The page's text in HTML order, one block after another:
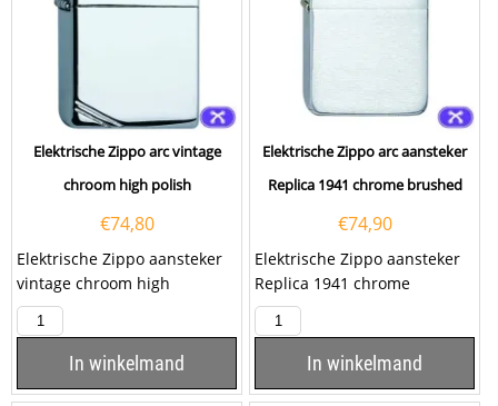
Elektrische Zippo arc vintage
chroom high polish
€74,80
Elektrische Zippo aansteker
vintage chroom high
polish met een dubbele arc...
In winkelmand
Elektrische Zippo arc aansteker
Replica 1941 chrome brushed
€74,90
Elektrische Zippo aansteker
Replica 1941 chrome
brushed. Deze Zippo
aansteker heeft een
geborsteld...In winkelmand